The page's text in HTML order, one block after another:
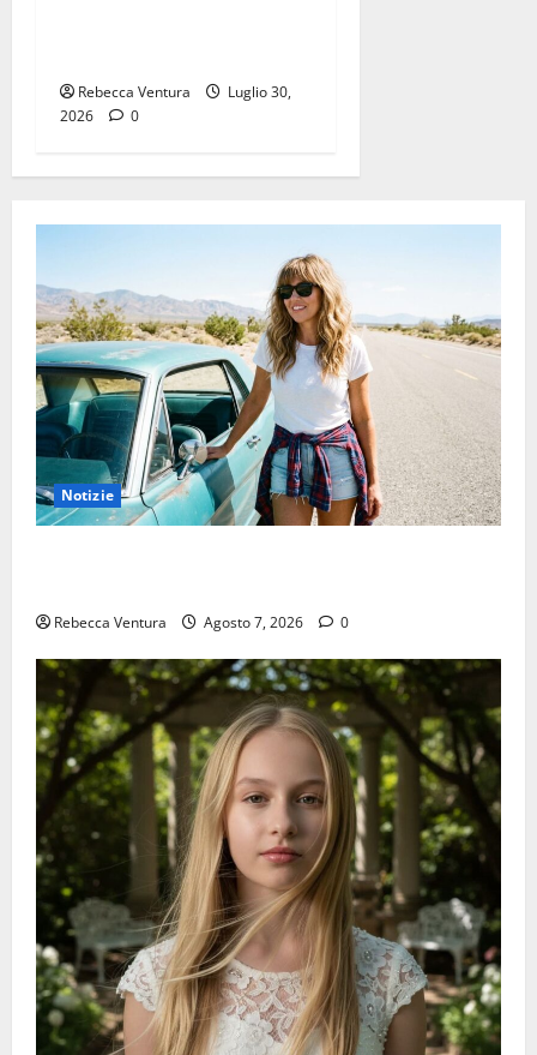
Rebecca Ventura
Luglio 30,
2026
0
Notizie
Rebecca Ventura Agosto 7, 2026 0